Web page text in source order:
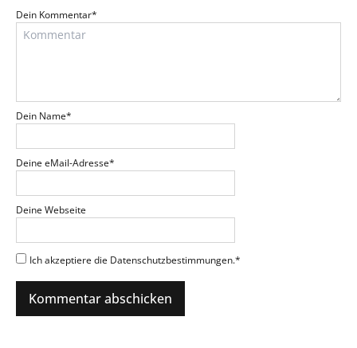
Dein Kommentar*
Dein Name*
Deine eMail-Adresse*
Deine Webseite
Ich akzeptiere die Datenschutzbestimmungen.*